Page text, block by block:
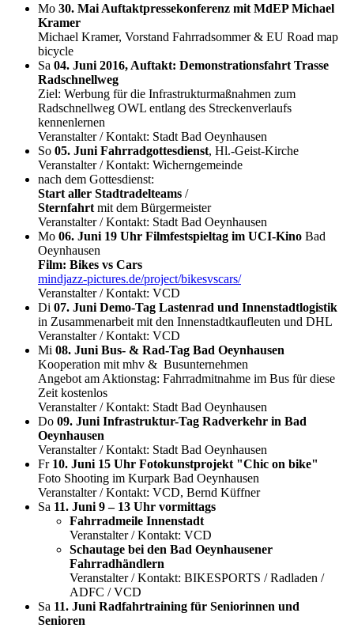
Mo 30. Mai Auftaktpressekonferenz mit MdEP Michael
Kramer
Michael Kramer, Vorstand Fahrradsommer & EU Road map
bicycle
Sa 04. Juni 2016, Auftakt: Demonstrationsfahrt Trasse
Radschnellweg
Ziel: Werbung für die Infrastrukturmaßnahmen zum
Radschnellweg OWL entlang des Streckenverlaufs
kennenlernen
Veranstalter / Kontakt: Stadt Bad Oeynhausen
So 05. Juni Fahrradgottesdienst, Hl.-Geist-Kirche
Veranstalter / Kontakt: Wicherngemeinde
nach dem Gottesdienst:
Start aller Stadtradelteams /
Sternfahrt mit dem Bürgermeister
Veranstalter / Kontakt: Stadt Bad Oeynhausen
Mo 06. Juni 19 Uhr Filmfestspieltag im UCI-Kino Bad
Oeynhausen
Film: Bikes vs Cars
mindjazz-pictures.de/project/bikesvscars/
Veranstalter / Kontakt: VCD
Di 07. Juni Demo-Tag Lastenrad und Innenstadtlogistik
in Zusammenarbeit mit den Innenstadtkaufleuten und DHL
Veranstalter / Kontakt: VCD
Mi 08. Juni Bus- & Rad-Tag Bad Oeynhausen
Kooperation mit mhv & Busunternehmen
Angebot am Aktionstag: Fahrradmitnahme im Bus für diese
Zeit kostenlos
Veranstalter / Kontakt: Stadt Bad Oeynhausen
Do 09. Juni Infrastruktur-Tag Radverkehr in Bad
Oeynhausen
Veranstalter / Kontakt: Stadt Bad Oeynhausen
Fr 10. Juni 15 Uhr Fotokunstprojekt "Chic on bike"
Foto Shooting im Kurpark Bad Oeynhausen
Veranstalter / Kontakt: VCD, Bernd Küffner
Sa 11. Juni 9 – 13 Uhr vormittags
Fahrradmeile Innenstadt
Veranstalter / Kontakt: VCD
Schautage bei den Bad Oeynhausener
Fahrradhändlern
Veranstalter / Kontakt: BIKESPORTS / Radladen /
ADFC / VCD
Sa 11. Juni Radfahrtraining für Seniorinnen und
Senioren